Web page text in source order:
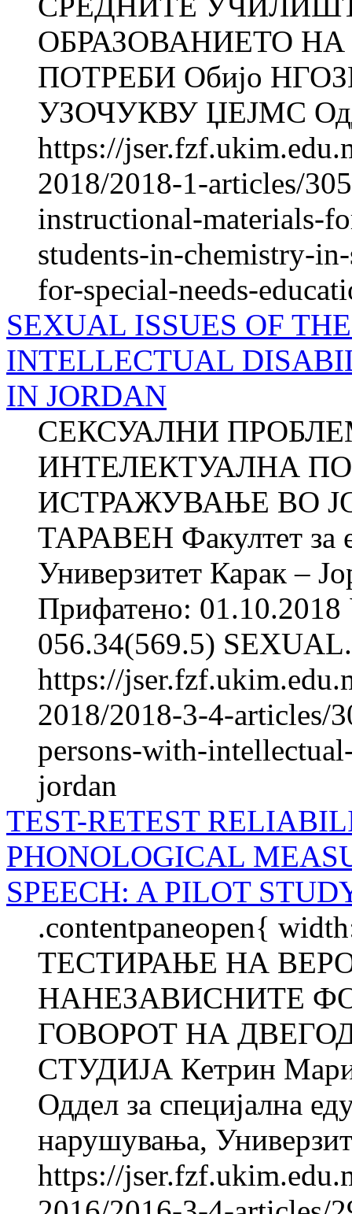
ОБРАЗОВАНИЕТО
ПОТРЕБИ Обијо
УЗОЧУКВУ ЏЕЈМС
https://
2018/2018-1-articles/
instructional-materials-
students-in-chemistry-
for-special-needs-
SEXUAL ISSUES OF
INTELLECTUAL
IN JORDAN
СЕКСУАЛНИ
ИНТЕЛЕКТУАЛНА
ИСТРАЖУВАЊЕ ВО
ТАРАВЕН Факултет за
Универзитет Карак –
Прифатено:
056.34(569.5)
https://
2018/2018-3-4-articles/
persons-with-
jordan
TEST-RETEST
PHONOLOGICAL
SPEECH: A PILOT
.contentpaneopen{
ТЕСТИРАЊЕ НА
НАНЕЗАВИСНИТЕ
ГОВОРОТ НА
СТУДИЈА Кетрин
Оддел за специјална
нарушувања,
https://